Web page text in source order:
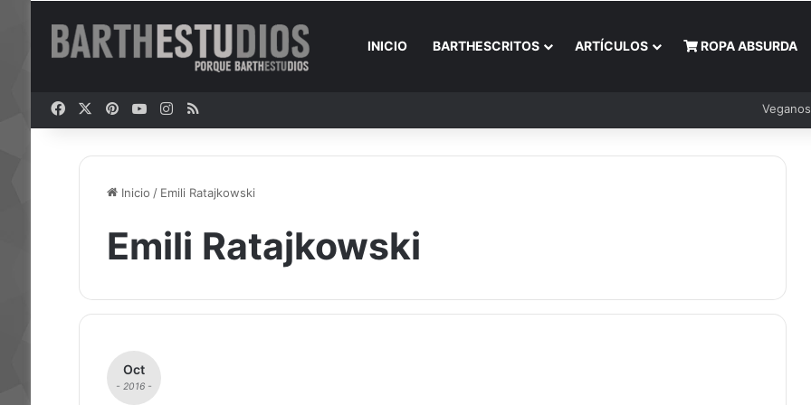
INICIO BARTHESCRITOS ARTÍCULOS ROPA ABSURDA
FacebookPinterestYouTubeInstagram
RSS
Inicio / Emili Ratajkowski
Emili Ratajkowski
Oct
- 2016 -